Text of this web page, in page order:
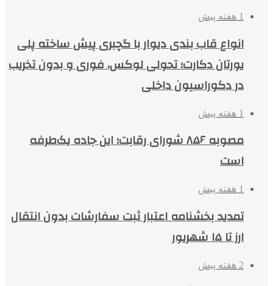
1 هفته پیش
انواع قاب بندی دیوار با گچبری پیش ساخته پلی
یورتان دکارت؛ تحولی لوکس، فوری و بدون تخریب
در دکوراسیون داخلی
1 هفته پیش
مصوبه ۸۵۶ شورای رقابت؛ این جاده یک‌طرفه
است
1 هفته پیش
تمدید بخشنامه اعتبار ثبت سفارشات بدون انتقال
ارز تا ۱۵ شهریور
2 هفته پیش